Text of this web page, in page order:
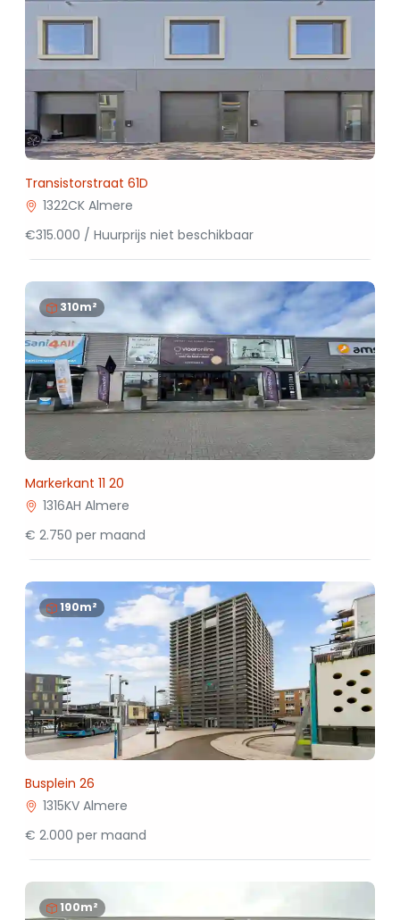
Transistorstraat 61D
1322CK Almere
€315.000 / Huurprijs niet beschikbaar
310m²
Markerkant 11 20
1316AH Almere
€ 2.750 per maand
190m²
Busplein 26
1315KV Almere
€ 2.000 per maand
100m²